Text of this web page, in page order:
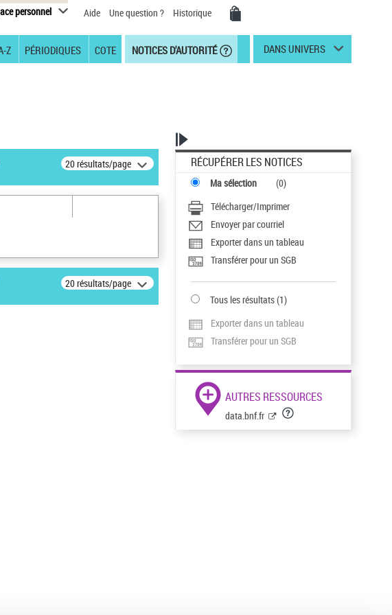
personnel Aide Une question ? Historique
Z PÉRIODIQUES COTE NOTICES D'AUTORITÉ DANS UNIVERS
20 résultats/page
20 résultats/page
RÉCUPÉRER LES NOTICES
Ma sélection (0)
Télécharger/Imprimer
Envoyer par courriel
Exporter dans un tableau
Transférer pour un SGB
Tous les résultats(1)
Exporter dans un tableau
Transférer pour un SGB
AUTRES RESSOURCES
data.bnf.fr